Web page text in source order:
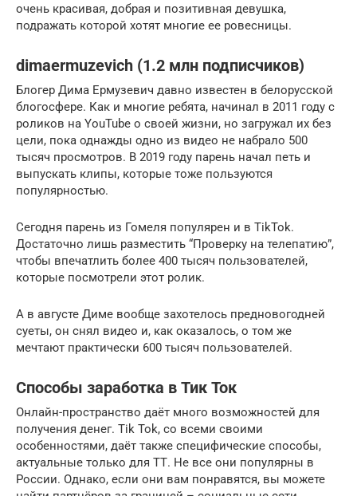
очень красивая, добрая и позитивная девушка,
подражать которой хотят многие ее ровесницы.
dimaermuzevich (1.2 млн подписчиков)
Блогер Дима Ермузевич давно известен в белорусской
блогосфере. Как и многие ребята, начинал в 2011 году с
роликов на YouTube о своей жизни, но загружал их без
цели, пока однажды одно из видео не набрало 500
тысяч просмотров. В 2019 году парень начал петь и
выпускать клипы, которые тоже пользуются
популярностью.
Сегодня парень из Гомеля популярен и в TikTok.
Достаточно лишь разместить “Проверку на телепатию”,
чтобы впечатлить более 400 тысяч пользователей,
которые посмотрели этот ролик.
А в августе Диме вообще захотелось предновогодней
суеты, он снял видео и, как оказалось, о том же
мечтают практически 600 тысяч пользователей.
Способы заработка в Тик Ток
Онлайн-пространство даёт много возможностей для
получения денег. Tik Tok, со всеми своими
особенностями, даёт также специфические способы,
актуальные только для ТТ. Не все они популярны в
России. Однако, если они вам понравятся, вы можете